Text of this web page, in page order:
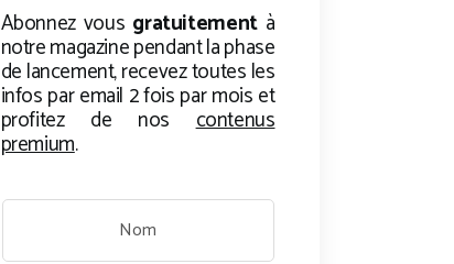
Abonnez vous gratuitementà
notre magazine pendant la phase
de lancement, recevez toutes les
infos par email 2 fois par mois et
profitez de noscontenus
premium.